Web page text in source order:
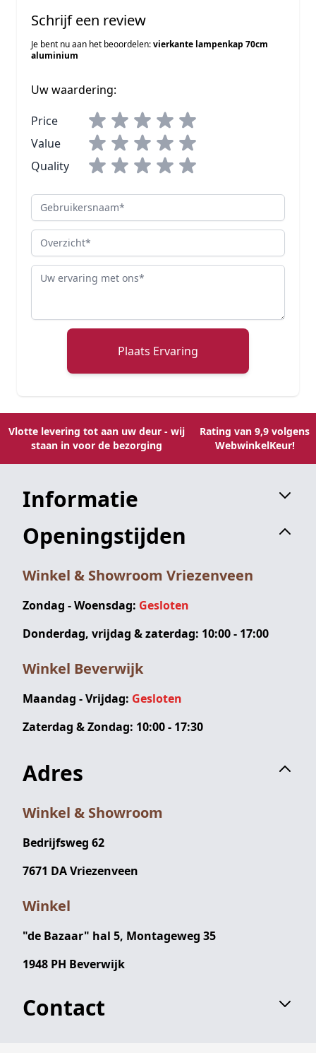
Schrijf een review
Je bent nu aan het beoordelen:vierkante lampenkap 70cm
aluminium
Uw waardering:
Price
Value
Quality
Gebruikersnaam
Overzicht
Review
Plaats Ervaring
Vlotte levering tot aan uw deur - wij
staan in voor de bezorging
Rating van 9,9 volgens
WebwinkelKeur!
Informatie
Openingstijden
Winkel & Showroom Vriezenveen
Zondag - Woensdag: Gesloten
Donderdag, vrijdag & zaterdag: 10:00 - 17:00
Winkel Beverwijk
Maandag - Vrijdag: Gesloten
Zaterdag & Zondag: 10:00 - 17:30
Adres
Winkel & Showroom
Bedrijfsweg 62
7671 DA Vriezenveen
Winkel
"de Bazaar" hal 5, Montageweg 35
1948 PH Beverwijk
Contact